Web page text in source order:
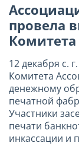
провела
12 декабря с.
Комитета
денежному
печатной
Участники
печати
инкассации и